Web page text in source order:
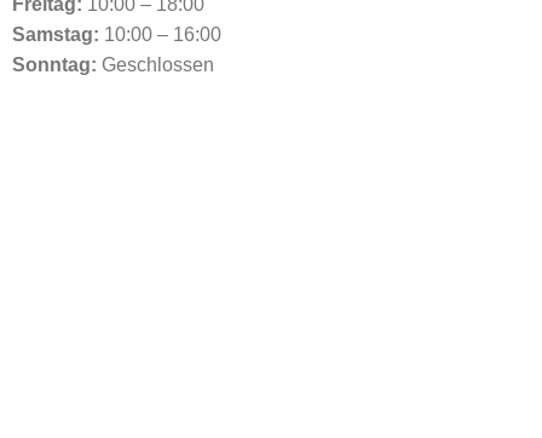
Samstag: 10:00 – 16:00
Sonntag: Geschlossen